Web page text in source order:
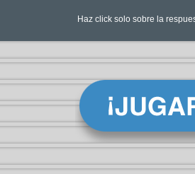
Haz click solo sobre la